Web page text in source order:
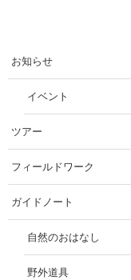
お知らせ
イベント
ツアー
フィールドワーク
ガイドノート
自然のおはなし
野外道具